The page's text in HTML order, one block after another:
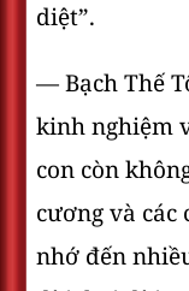
diệt”.
— Bạch Thế
kinh nghiệm
con còn
cương và
nhớ đến